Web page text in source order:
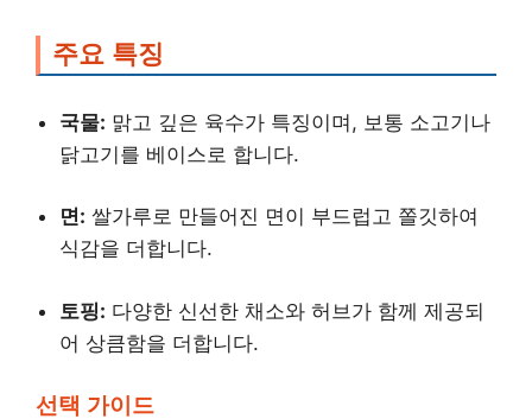
주요 특징
국물: 맑고 깊은 육수가 특징이며, 보통 소고기나
닭고기를 베이스로 합니다.
면: 쌀가루로 만들어진 면이 부드럽고 쫄깃하여
식감을 더합니다.
토핑: 다양한 신선한 채소와 허브가 함께 제공되
어 상큼함을 더합니다.
선택 가이드